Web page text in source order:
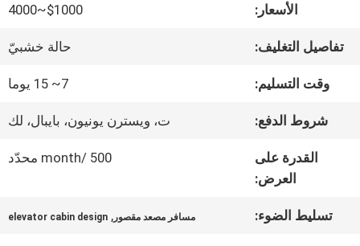
المعمل
مراقبة
الجودة
الأسعار: $1000~4000
تفاصيل التغليف: حالة خشبيّ
وقت التسليم: 7~ 15 يوما
شروط الدفع: ت، ويسترن يونيون، بايبال، لك
القدرة على
العرض:
500 /month محدّد
تسليط الضوء: مسافر مصعد مقصور ,
elevator cabin design